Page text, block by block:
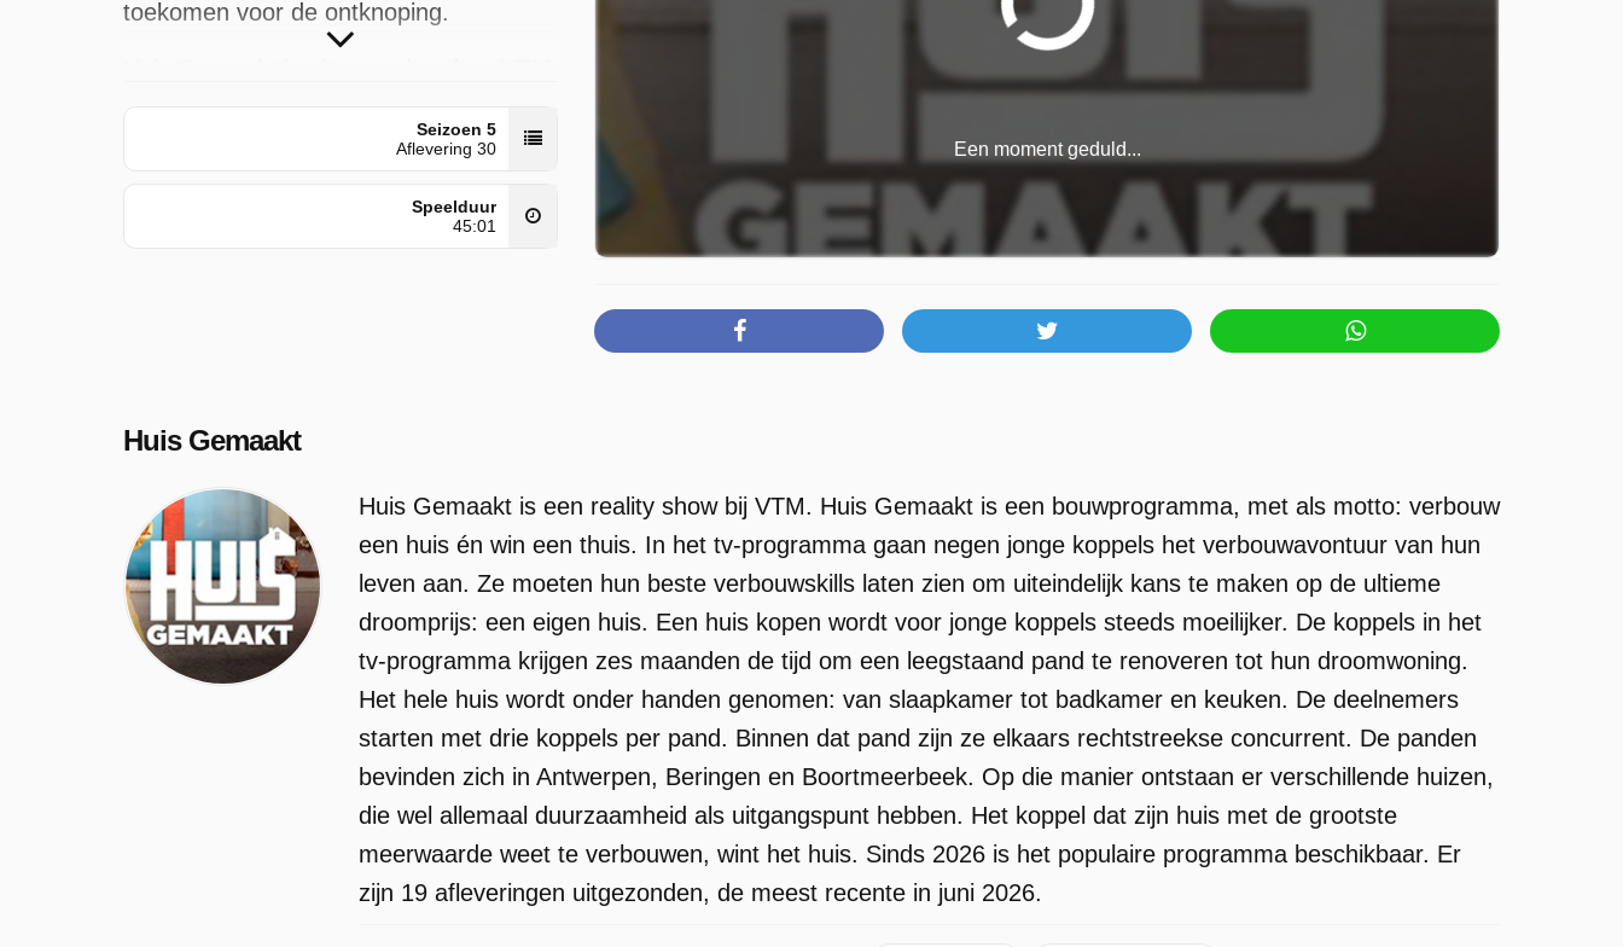
toekomen voor de ontknoping.
op woensdag 10 juni 2026 om 00:00
Seizoen 5
Aflevering 30
Speelduur
45:01
Een moment geduld...
Huis Gemaakt
Huis Gemaakt is een reality show bij VTM. Huis Gemaakt is een bouwprogramma, met als motto: verbouw
een huis én win een thuis. In het tv-programma gaan negen jonge koppels het verbouwavontuur van hun
leven aan. Ze moeten hun beste verbouwskills laten zien om uiteindelijk kans te maken op de ultieme
droomprijs: een eigen huis. Een huis kopen wordt voor jonge koppels steeds moeilijker. De koppels in het
tv-programma krijgen zes maanden de tijd om een leegstaand pand te renoveren tot hun droomwoning.
Het hele huis wordt onder handen genomen: van slaapkamer tot badkamer en keuken. De deelnemers
starten met drie koppels per pand. Binnen dat pand zijn ze elkaars rechtstreekse concurrent. De panden
bevinden zich in Antwerpen, Beringen en Boortmeerbeek. Op die manier ontstaan er verschillende huizen,
die wel allemaal duurzaamheid als uitgangspunt hebben. Het koppel dat zijn huis met de grootste
meerwaarde weet te verbouwen, wint het huis. Sinds 2026 is het populaire programma beschikbaar. Er
zijn 19 afleveringen uitgezonden, de meest recente in juni 2026.